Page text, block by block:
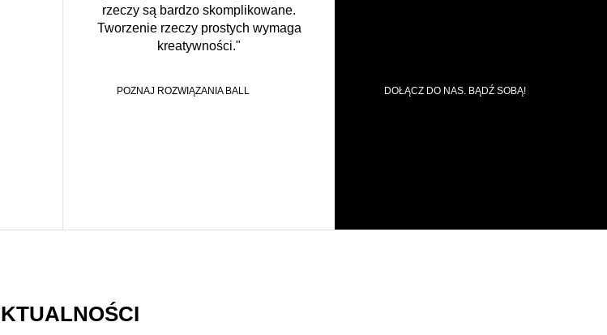
rzeczy są bardzo skomplikowane.
Tworzenie rzeczy prostych wymaga
kreatywności."
POZNAJ ROZWIĄZANIA BALL DOŁĄCZ DO NAS. BĄDŹ SOBĄ!